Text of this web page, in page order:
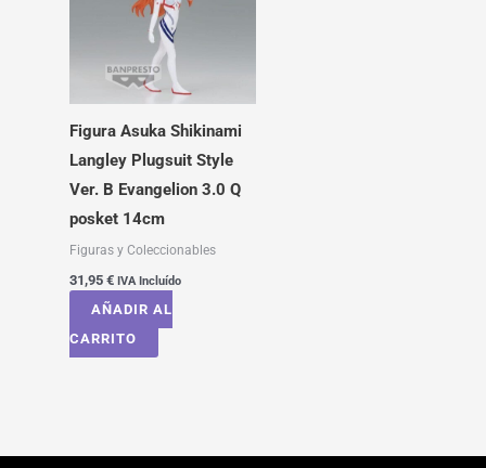
Figura Asuka Shikinami
Langley Plugsuit Style
Ver. B Evangelion 3.0 Q
posket 14cm
Figuras y Coleccionables
31,95 € IVA Incluído
AÑADIR AL
CARRITO